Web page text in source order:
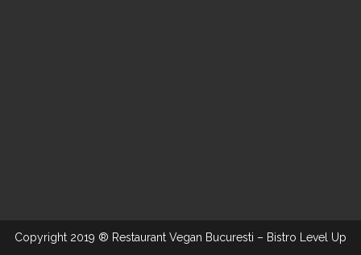
Copyright 2019 ® Restaurant Vegan Bucuresti – Bistro Level Up